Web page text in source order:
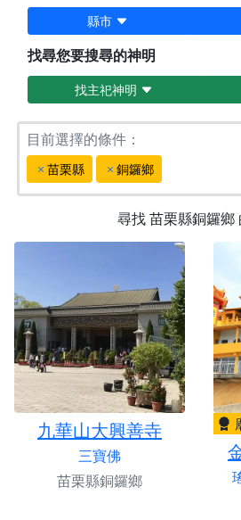
縣市
找尋您要搜尋的神明
找主祀神明
目前選擇的條件：
苗栗縣 銅鑼鄉
尋找苗栗縣銅鑼鄉
九華山大興善寺
三寶佛
苗栗縣銅鑼鄉